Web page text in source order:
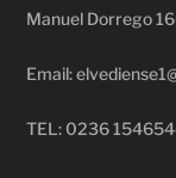
Manuel Dorrego
Email:
TEL: 0236